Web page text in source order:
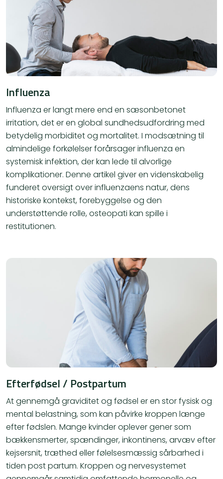
Influenza
Influenza er langt mere end en sæsonbetonet
irritation, det er en global sundhedsudfordring med
betydelig morbiditet og mortalitet. I modsætning til
almindelige forkølelser forårsager influenza en
systemisk infektion, der kan lede til alvorlige
komplikationer. Denne artikel giver en videnskabelig
funderet oversigt over influenzaens natur, dens
historiske kontekst, forebyggelse og den
understøttende rolle, osteopati kan spille i
restitutionen.
Efterfødsel / Postpartum
At gennemgå graviditet og fødsel er en stor fysisk og
mental belastning, som kan påvirke kroppen længe
efter fødslen. Mange kvinder oplever gener som
bækkensmerter, spændinger, inkontinens, arvæv efter
kejsersnit, træthed eller følelsesmæssig sårbarhed i
tiden post partum. Kroppen og nervesystemet